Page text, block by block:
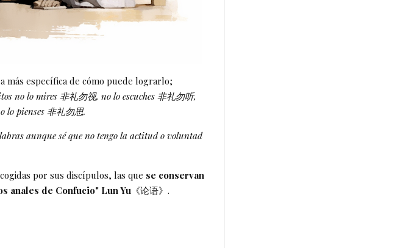
más específica de cómo puede lograrlo;
no lo mires 非礼勿视, no lo escuches 非礼勿听,
lo pienses 非礼勿思.
aunque sé que no tengo la actitud o voluntad
por sus discípulos, las que se conservan
anales de Confucio" Lun Yu 《论语》.